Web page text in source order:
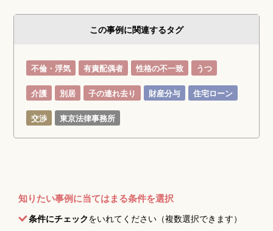
この事例に関連するタグ
不倫・浮気 有責配偶者 性格の不一致 うつ
介護 別居 子の連れ去り 財産分与 住宅ローン
交渉 東京法律事務所
知りたい事例に当てはまる条件を選択
条件にチェックをいれてください（複数選択できます）